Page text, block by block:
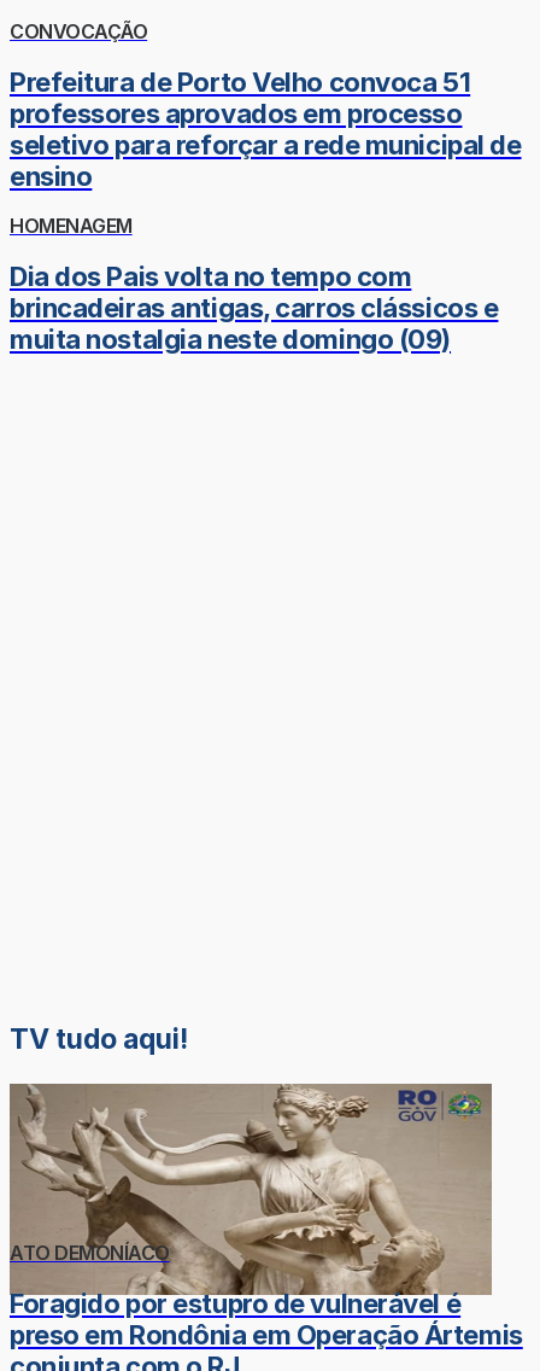
CONVOCAÇÃO
Prefeitura de Porto Velho convoca 51
professores aprovados em processo
seletivo para reforçar a rede municipal de
ensino
HOMENAGEM
Dia dos Pais volta no tempo com
brincadeiras antigas, carros clássicos e
muita nostalgia neste domingo (09)
TV tudo aqui!
ATO DEMONÍACO
Foragido por estupro de vulnerável é
preso em Rondônia em Operação Ártemis